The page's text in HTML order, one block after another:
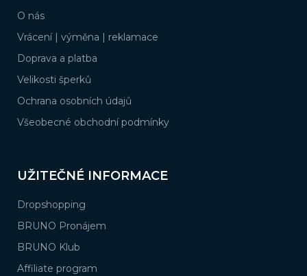
O nás
Vrácení | výměna | reklamace
Doprava a platba
Velikosti šperků
Ochrana osobních údajů
Všeobecné obchodní podmínky
UŽITEČNÉ INFORMACE
Dropshopping
BRUNO Pronájem
BRUNO Klub
Affiliate program